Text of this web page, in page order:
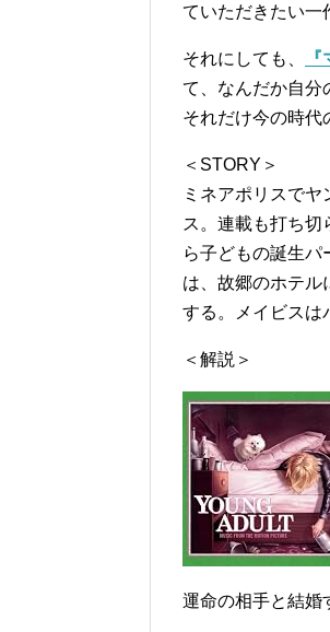
ていただきたい一
それにしても、
て、なんだか自分
それだけ今の時代
＜STORY＞
ミネアポリスで
ス。連載も打ち
ら子どもの誕生パ
は、故郷のホテル
する。メイビスは
＜解説＞
運命の相手と結婚